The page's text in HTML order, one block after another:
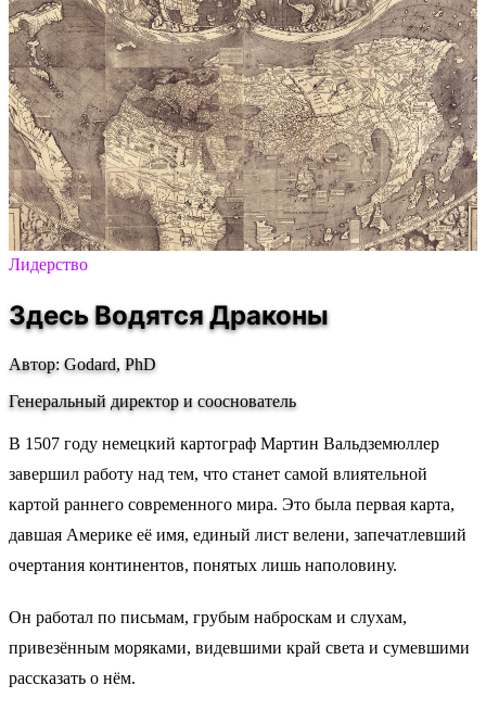
Лидерство
Здесь Водятся Драконы
Автор: Godard, PhD
Генеральный директор и сооснователь
В 1507 году немецкий картограф Мартин Вальдземюллер
завершил работу над тем, что станет самой влиятельной
картой раннего современного мира. Это была первая карта,
давшая Америке её имя, единый лист велени, запечатлевший
очертания континентов, понятых лишь наполовину.
Он работал по письмам, грубым наброскам и слухам,
привезённым моряками, видевшими край света и сумевшими
рассказать о нём.